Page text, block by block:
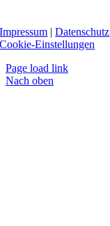
Impressum |Datenschutz
Cookie-Einstellungen
Page load link
Nach oben